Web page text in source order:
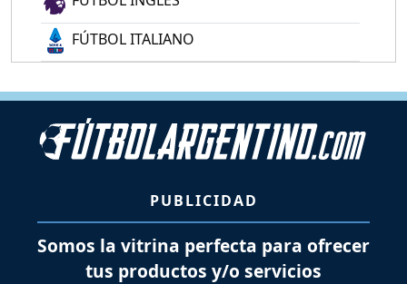
FÚTBOL ITALIANO
PUBLICIDAD
Somos la vitrina perfecta para ofrecer
tus productos y/o servicios